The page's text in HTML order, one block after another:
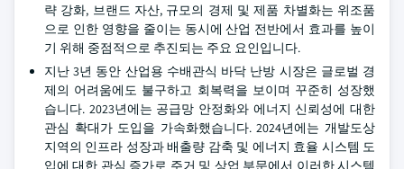
략 강화, 브랜드 자산, 규모의 경제 및 제품 차별화는 위조품
으로 인한 영향을 줄이는 동시에 산업 전반에서 효과를 높이
기 위해 중점적으로 추진되는 주요 요인입니다.
지난 3년 동안 산업용 수배관식 바닥 난방 시장은 글로벌 경
제의 어려움에도 불구하고 회복력을 보이며 꾸준히 성장했
습니다. 2023년에는 공급망 안정화와 에너지 신뢰성에 대한
관심 확대가 도입을 가속화했습니다. 2024년에는 개발도상
지역의 인프라 성장과 배출량 감축 및 에너지 효율 시스템 도
입에 대한 관심 증가로 주거 및 상업 부문에서 이러한 시스템